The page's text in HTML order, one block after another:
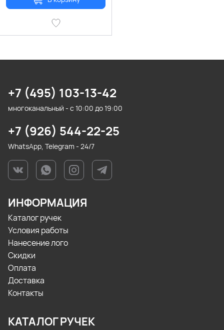
+7 (495) 103-13-42
многоканальный - с 10:00 до 19:00
+7 (926) 544-22-25
WhatsApp, Telegram - 24/7
ИНФОРМАЦИЯ
Каталог ручек
Условия работы
Нанесение лого
Скидки
Оплата
Доставка
Контакты
КАТАЛОГ РУЧЕК